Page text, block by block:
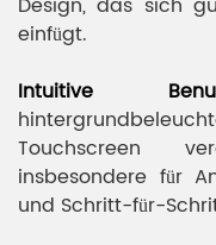
einfügt.
Intuitive
Touchscreen
insbesondere für
und Schritt-für-